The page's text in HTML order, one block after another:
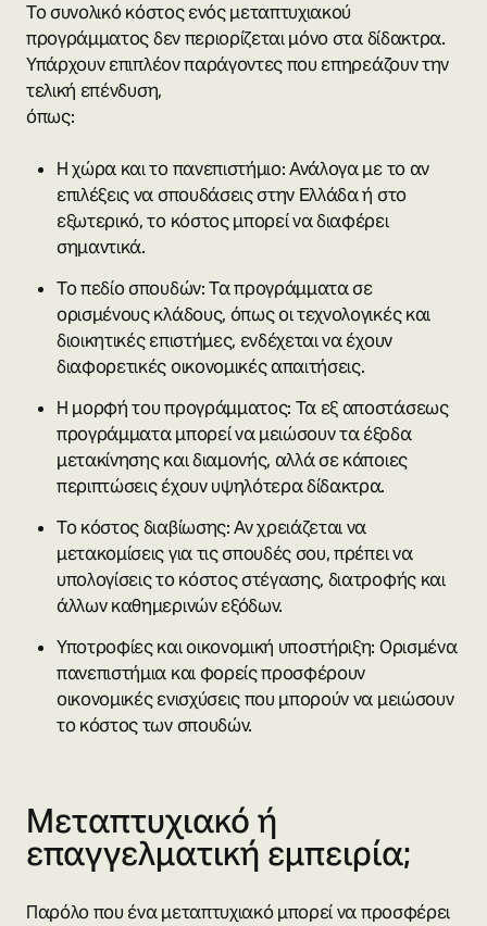
Το συνολικό κόστος ενός μεταπτυχιακού
προγράμματος δεν περιορίζεται μόνο στα δίδακτρα.
Υπάρχουν επιπλέον παράγοντες που επηρεάζουν την
τελική επένδυση,
όπως:
Η χώρα και το πανεπιστήμιο: Ανάλογα με το αν
επιλέξεις να σπουδάσεις στην Ελλάδα ή στο
εξωτερικό, το κόστος μπορεί να διαφέρει
σημαντικά.
Το πεδίο σπουδών: Τα προγράμματα σε
ορισμένους κλάδους, όπως οι τεχνολογικές και
διοικητικές επιστήμες, ενδέχεται να έχουν
διαφορετικές οικονομικές απαιτήσεις.
Η μορφή του προγράμματος: Τα εξ αποστάσεως
προγράμματα μπορεί να μειώσουν τα έξοδα
μετακίνησης και διαμονής, αλλά σε κάποιες
περιπτώσεις έχουν υψηλότερα δίδακτρα.
Το κόστος διαβίωσης: Αν χρειάζεται να
μετακομίσεις για τις σπουδές σου, πρέπει να
υπολογίσεις το κόστος στέγασης, διατροφής και
άλλων καθημερινών εξόδων.
Υποτροφίες και οικονομική υποστήριξη: Ορισμένα
πανεπιστήμια και φορείς προσφέρουν
οικονομικές ενισχύσεις που μπορούν να μειώσουν
το κόστος των σπουδών.
Μεταπτυχιακό ή
επαγγελματική εμπειρία;
Παρόλο που ένα μεταπτυχιακό μπορεί να προσφέρει